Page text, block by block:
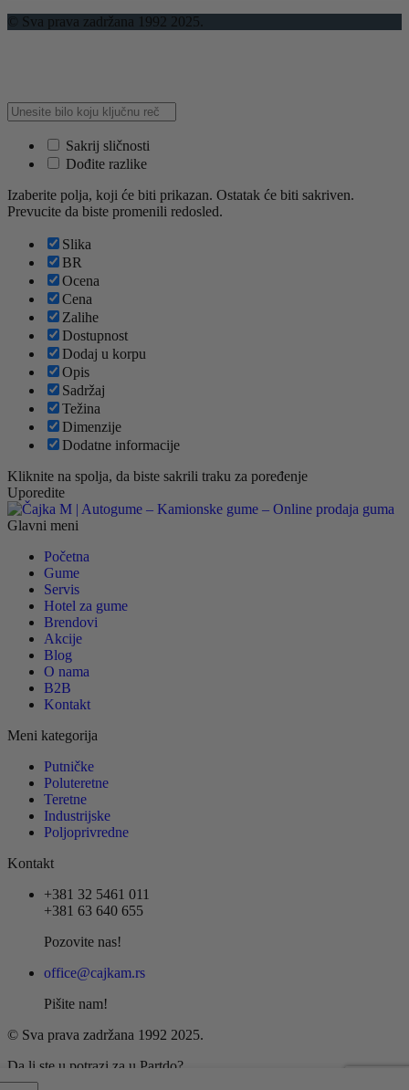
© Sva prava zadržana 1992 2025.
Sakrij sličnosti
Dođite razlike
Izaberite polja, koji će biti prikazan. Ostatak će biti sakriven.
Prevucite da biste promenili redosled.
Slika
BR
Ocena
Cena
Zalihe
Dostupnost
Dodaj u korpu
Opis
Sadržaj
Težina
Dimenzije
Dodatne informacije
Kliknite na spolja, da biste sakrili traku za poređenje
Uporedite
Glavni meni
Početna
Gume
Servis
Hotel za gume
Brendovi
Akcije
Blog
O nama
B2B
Kontakt
Meni kategorija
Putničke
Poluteretne
Teretne
Industrijske
Poljoprivredne
Kontakt
+381 32 5461 011
+381 63 640 655
Pozovite nas!
office@cajkam.rs
Pišite nam!
© Sva prava zadržana 1992 2025.
Da li ste u potrazi za u Partdo?